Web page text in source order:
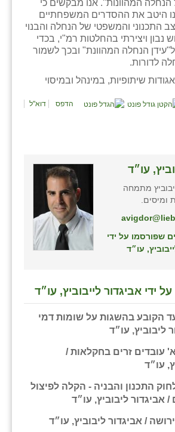
הנחלה המהוונות". אנו מבקשים כי
היטב את ההסדרים המשפחתיים
התכנוני והמשפטי של הנחלה והבנוי
נבון ויצירתי בהחלטות רמ"י, בכדי
ל"עידן הנחלה המהוונת" ובכך לשמור
לדורות.
שיתופיות, במינהל ובמיסוי
הדפס דוא"ל
עו״ד
מתמחה
ומיסים.
שפורסמו על ידי
עו״ד
ידי אביגדור לייבוביץ, עו״ד
הקובע בהשגות על שומות דמי
ליבוביץ, עו״ד
35/5/א' עובדים זרים בחקלאות /
עו״ד
155 לחוק התכנון והבניה - הקלה לפיצול
אביגדור ליבוביץ, עו״ד
/ אביגדור ליבוביץ, עו״ד